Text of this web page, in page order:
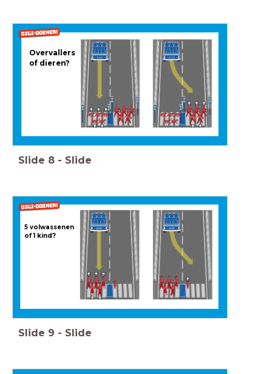
Overvallers
of dieren?
Slide 8 - Slide
5 volwassenen
of 1 kind?
Slide 9 - Slide